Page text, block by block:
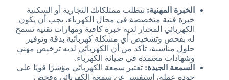
الخبرة المهنية: تتطلب ممتلكاتك التجارية أو السكنية
خبرة فنية متخصصة في مجال الكهرباء، يجب أن يكون
الكهربائي المختار لديه خبرة كافية ومهارات تقنية تسمح
له بفحص وتشخيص أي مشكلة كهربائية بدقة وتوفير
حلول مناسبة، تأكد من أن الكهربائي لديه ترخيص مهني
وشهادات معتمدة في صيانة الكهرباء.
السمعة الجيدة: تعتبر سمعة الكهربائي مؤشرًا قويًا على
جودة عمله، استفسر عن سمعة الكهربائي وفحص